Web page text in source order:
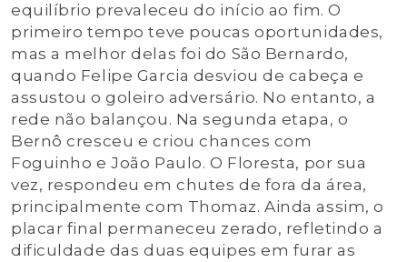
equilíbrio prevaleceu do início ao fim. O
primeiro tempo teve poucas oportunidades,
mas a melhor delas foi do São Bernardo,
quando Felipe Garcia desviou de cabeça e
assustou o goleiro adversário. No entanto, a
rede não balançou. Na segunda etapa, o
Bernô cresceu e criou chances com
Foguinho e João Paulo. O Floresta, por sua
vez, respondeu em chutes de fora da área,
principalmente com Thomaz. Ainda assim, o
placar final permaneceu zerado, refletindo a
dificuldade das duas equipes em furar as